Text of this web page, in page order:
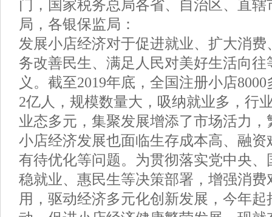
门，国家税务总局各省、自治区、直
局，各银保监局：
发展小店经济对于促进就业、扩大消
务改善民生、满足人民对美好生活向
义。截至2019年底，全国注册小店
2亿人，规模数量大，吸纳就业多，行
业态多元，集聚发展增添了市场活力
小店经济发展也面临生存成本高、融
有待优化等问题。为贯彻落实党中央
稳就业、惠民生等决策部署，增强消
用，驱动经济多元化创新发展，今年